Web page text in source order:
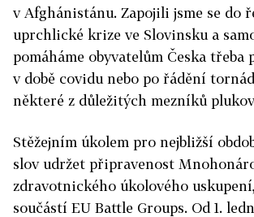
v Afghánistánu. Zapojili jsme se do
uprchlické krize ve Slovinsku a
pomáháme obyvatelům Česka třeba
v době covidu nebo po řádění
některé z důležitých mezníků
Stěžejním úkolem pro nejbližší
slov udržet připravenost
zdravotnického úkolového
součástí EU Battle Groups. Od 1.